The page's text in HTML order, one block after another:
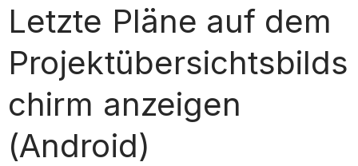
Letzte Pläne auf dem
Projektübersichtsbilds
chirm anzeigen
(Android)